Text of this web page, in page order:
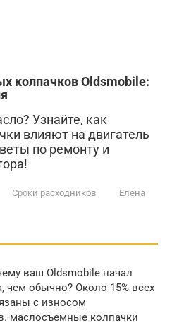
колпачков Oldsmobile:
Узнайте, как
влияют на двигатель
по ремонту и
Сроки расходников
Елена
ваш Oldsmobile начал
чем обычно? Около 15% всех
с износом
маслосъемные колпачки